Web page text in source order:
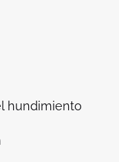
hundimiento